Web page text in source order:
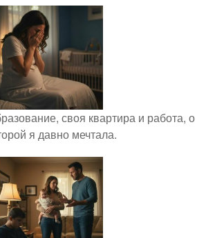
своя квартира и работа, о
я давно мечтала.